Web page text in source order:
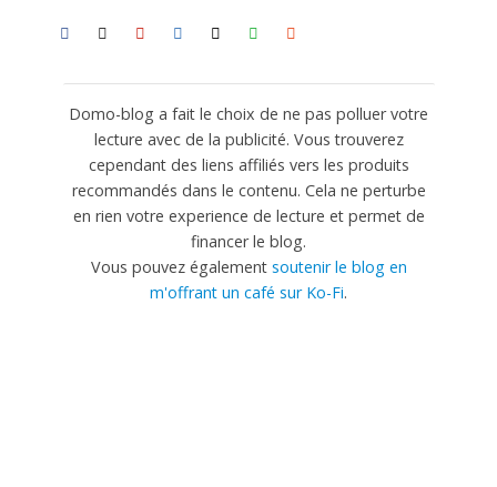
Domo-blog a fait le choix de ne pas polluer votre
lecture avec de la publicité. Vous trouverez
cependant des liens affiliés vers les produits
recommandés dans le contenu. Cela ne perturbe
en rien votre experience de lecture et permet de
financer le blog.
Vous pouvez également soutenir le blog en
m'offrant un café sur Ko-Fi.